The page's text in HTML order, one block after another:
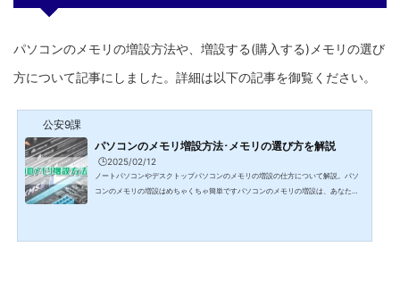
パソコンのメモリの増設方法や、増設する(購入する)メモリの選び
方について記事にしました。詳細は以下の記事を御覧ください。
公安9課
パソコンのメモリ増設方法･メモリの選び方を解説
🕒️2025/02/12
ノートパソコンやデスクトップパソコンのメモリの増設の仕方について解説。パソ
コンのメモリの増設はめちゃくちゃ簡単ですパソコンのメモリの増設は、あなたが